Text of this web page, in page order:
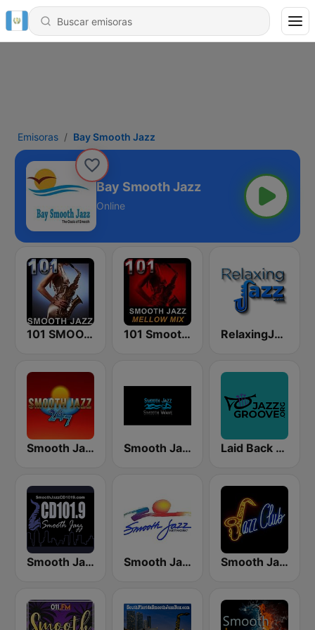
Emisoras Bay Smooth Jazz
Bay Smooth Jazz
Online
101 SMOOTH JAZZ 101 Smooth Jazz Mellow Mix RelaxingJazz.com - Smooth Jazz
Smooth Jazz 247 Smooth Jazz Smooth Wave Laid Back Jazz
Smooth Jazz CD 101.9 FM Smooth Jazz Network Smooth Jazz Tri-Cities WA